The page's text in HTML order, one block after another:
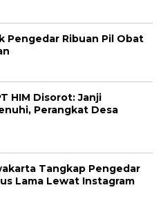
Pengedar Ribuan Pil Obat
HIM Disorot: Janji
Perangkat Desa
Tangkap Pengedar
Lama Lewat Instagram